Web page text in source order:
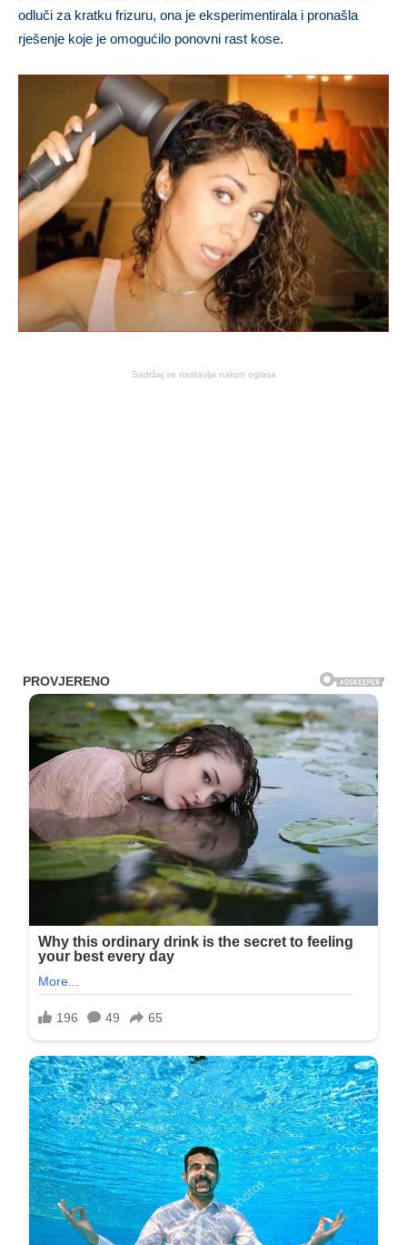
odluči za kratku frizuru, ona je eksperimentirala i pronašla
rješenje koje je omogućilo ponovni rast kose.
Sadržaj se nastavlja nakon oglasa